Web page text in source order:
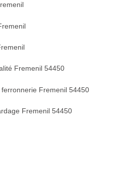
Fremenil 54450
Fremenil 54450
Fremenil 54450